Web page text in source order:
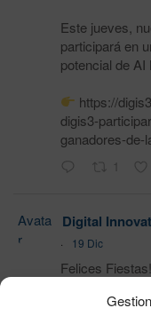
Este jueves,
participará en
potencial de AI
https://
digis3-
ganadores-de-
1
Avata
r
Digital
·
19 Dic
Felices Fiestas!